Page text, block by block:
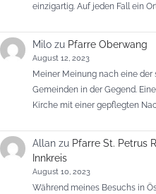
einzigartig. Auf jeden Fall ein
Milo zu Pfarre Oberwang
August 12, 2023
Meiner Meinung nach eine der
Gemeinden in der Gegend.
Kirche mit einer gepflegten
Allan zu Pfarre St. Petrus
Innkreis
August 10, 2023
Während meines Besuchs in